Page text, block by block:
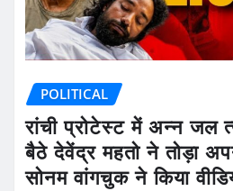
POLITICAL
रांची प्रोटेस्ट में अन्न जल
बैठे देवेंद्र महतो ने तोड़ा
सोनम वांगचुक ने किया